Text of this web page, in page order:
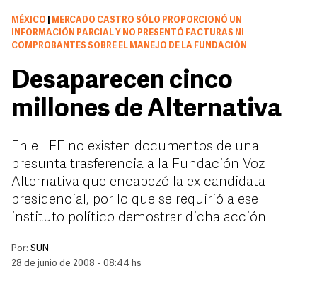
MÉXICO
MERCADO CASTRO SÓLO PROPORCIONÓ UN
INFORMACIÓN PARCIAL Y NO PRESENTÓ FACTURAS NI
COMPROBANTES SOBRE EL MANEJO DE LA FUNDACIÓN
Desaparecen cinco
millones de Alternativa
En el IFE no existen documentos de una
presunta trasferencia a la Fundación Voz
Alternativa que encabezó la ex candidata
presidencial, por lo que se requirió a ese
instituto político demostrar dicha acción
Por: SUN
28 de junio de 2008 - 08:44 hs